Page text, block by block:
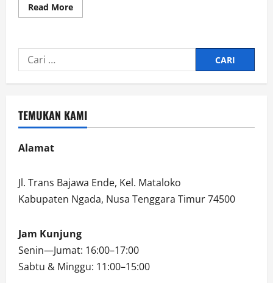
Read MoreRead
more
TAHUN
TINYO
SERA
DIRI
Cari
untuk:
TEMUKAN KAMI
Alamat
Jl. Trans Bajawa Ende, Kel. Mataloko
Kabupaten Ngada, Nusa Tenggara Timur 74500
Jam Kunjung
Senin—Jumat: 16:00–17:00
Sabtu & Minggu: 11:00–15:00